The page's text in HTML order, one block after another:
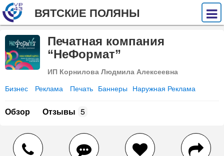
ВЯТСКИЕ ПОЛЯНЫ
Печатная компания
“НеФормат”
ИП Корнилова Людмила Алексеевна
Бизнес Реклама Печать Баннеры Наружная Реклама
Обзор Отзывы 5